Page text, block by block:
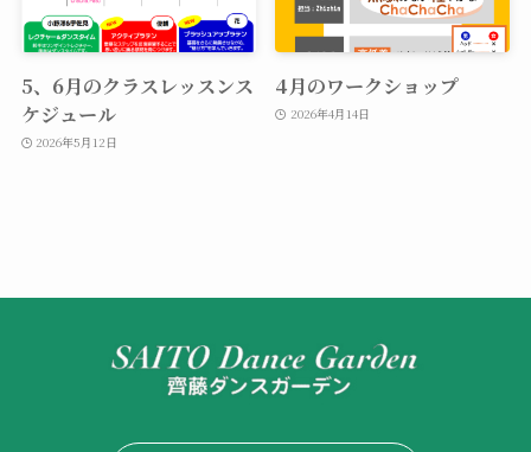
5、6月のクラスレッスンス
ケジュール
2026年5月12日
4月のワークショップ
2026年4月14日